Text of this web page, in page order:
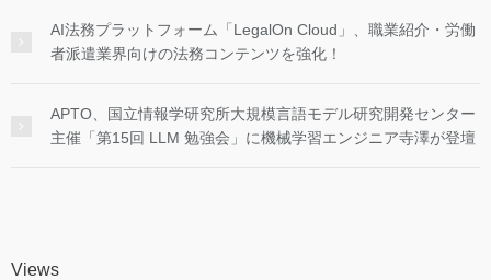
AI法務プラットフォーム「LegalOn Cloud」、職業紹介・労働
者派遣業界向けの法務コンテンツを強化！
APTO、国立情報学研究所大規模言語モデル研究開発センター
主催「第15回 LLM 勉強会」に機械学習エンジニア寺澤が登壇
Views